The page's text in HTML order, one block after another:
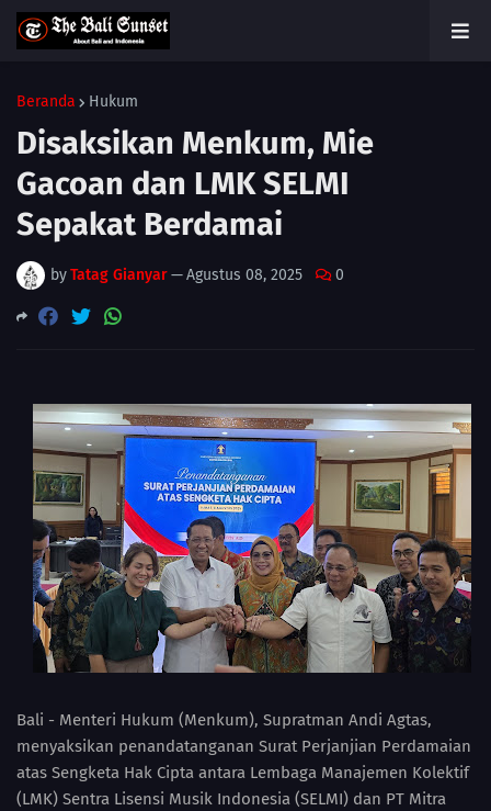
Beranda Hukum
Disaksikan Menkum, Mie
Gacoan dan LMK SELMI
Sepakat Berdamai
byTatag Gianyar—Agustus 08, 2025 0
Bali - Menteri Hukum (Menkum), Supratman Andi Agtas,
menyaksikan penandatanganan Surat Perjanjian Perdamaian
atas Sengketa Hak Cipta antara Lembaga Manajemen Kolektif
(LMK) Sentra Lisensi Musik Indonesia (SELMI) dan PT Mitra